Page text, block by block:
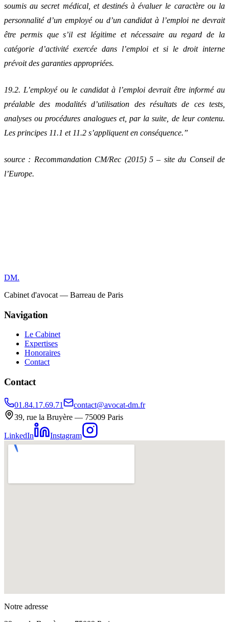
soumis au secret médical, et destinés à évaluer le caractère ou la
personnalité d’un employé ou d’un candidat à l’emploi ne devrait
être permis que s’il est légitime et nécessaire au regard de la
catégorie d’activité exercée dans l’emploi et si le droit interne
prévoit des garanties appropriées.
19.2. L’employé ou le candidat à l’emploi devrait être informé au
préalable des modalités d’utilisation des résultats de ces tests,
analyses ou procédures analogues et, par la suite, de leur contenu.
Les principes 11.1 et 11.2 s’appliquent en conséquence.”
source : Recommandation CM/Rec (2015) 5 – site du Conseil de
l’Europe.
DM.
Cabinet d'avocat — Barreau de Paris
Navigation
Le Cabinet
Expertises
Honoraires
Contact
Contact
01.84.17.69.71
contact@avocat-dm.fr
39, rue la Bruyère — 75009 Paris
LinkedIn Instagram
Notre adresse